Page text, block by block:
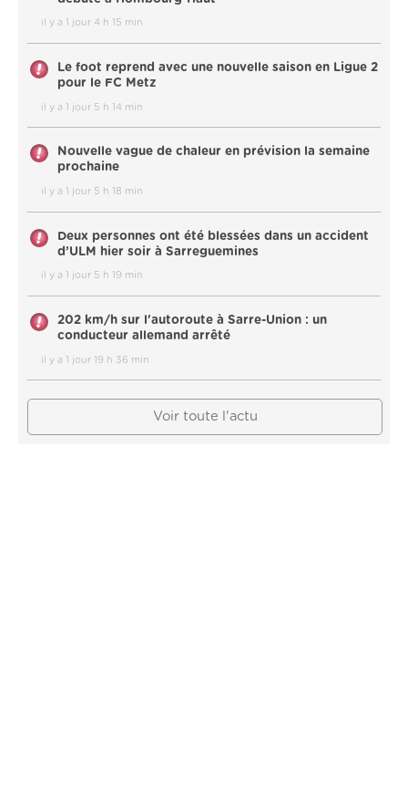
il y a 1 jour 4 h 15 min
Le foot reprend avec une nouvelle saison en Ligue 2
pour le FC Metz
il y a 1 jour 5 h 14 min
Nouvelle vague de chaleur en prévision la semaine
prochaine
il y a 1 jour 5 h 18 min
Deux personnes ont été blessées dans un accident
d’ULM hier soir à Sarreguemines
il y a 1 jour 5 h 19 min
202 km/h sur l'autoroute à Sarre-Union : un
conducteur allemand arrêté
il y a 1 jour 19 h 36 min
Voir toute l'actu